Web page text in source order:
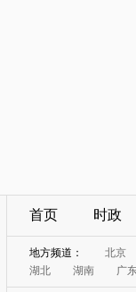
首页 时政
地方频道： 北京
湖北
湖南 广